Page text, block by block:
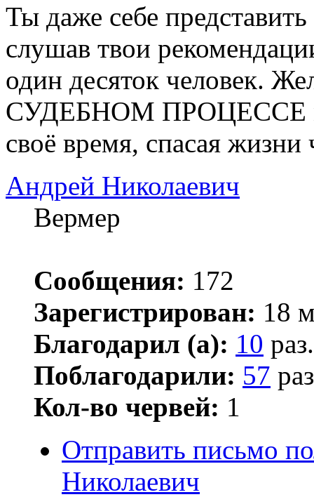
Ты даже себе
слушав твои
один десяток человек.
СУДЕБНОМ ПРОЦЕССЕ
своё время, спасая
Андрей Николаевич
Вермер
Сообщения: 172
Зарегистрирован: 18
Благодарил (а): 10 раз.
Поблагодарили: 57
Кол-во червей: 1
Отправить письмо
Николаевич